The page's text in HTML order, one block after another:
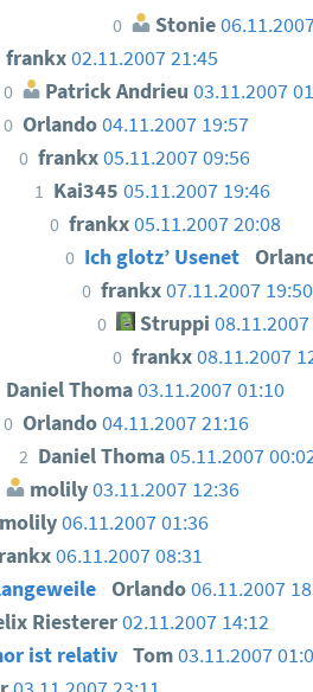
0 Stonie
frankx02.11.2007 21:45
0 Patrick Andrieu 03.11.2007
0 Orlando04.11.2007 19:57
0 frankx05.11.2007 09:56
1 Kai345 05.11.2007 19:46
0 frankx05.11.2007 20:08
0 Ich glotz’ Usenet
0 frankx07.11.2007 19:50
0 Struppi
0 frankx08.11.2007
Daniel Thoma03.11.2007 01:10
0 Orlando04.11.2007 21:16
2 Daniel Thoma05.11.2007
molily03.11.2007 12:36
06.11.2007 01:36
06.11.2007 08:31
Orlando06.11.2007
Riesterer 02.11.2007 14:12
ist relativ Tom03.11.2007